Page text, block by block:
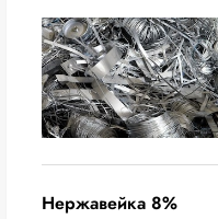
Нержавейка 8%